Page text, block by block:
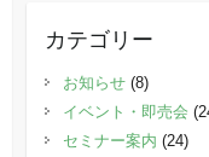
カテゴリー
お知らせ(8)
イベント・即売会
セミナー案内 (24)